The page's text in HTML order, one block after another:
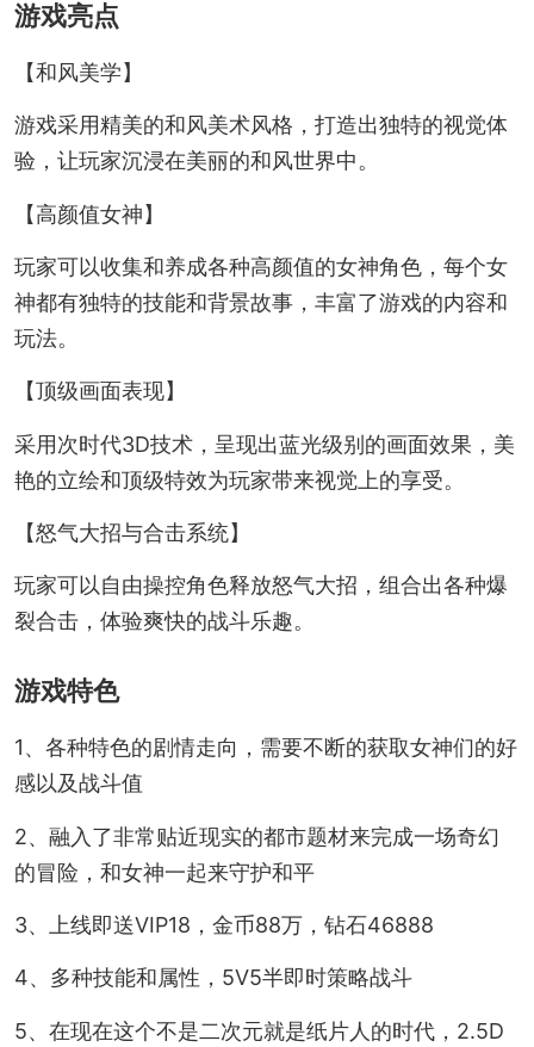
游戏亮点
【和风美学】
游戏采用精美的和风美术风格，打造出独特的视觉体
验，让玩家沉浸在美丽的和风世界中。
【高颜值女神】
玩家可以收集和养成各种高颜值的女神角色，每个女
神都有独特的技能和背景故事，丰富了游戏的内容和
玩法。
【顶级画面表现】
采用次时代3D技术，呈现出蓝光级别的画面效果，美
艳的立绘和顶级特效为玩家带来视觉上的享受。
【怒气大招与合击系统】
玩家可以自由操控角色释放怒气大招，组合出各种爆
裂合击，体验爽快的战斗乐趣。
游戏特色
1、各种特色的剧情走向，需要不断的获取女神们的好
感以及战斗值
2、融入了非常贴近现实的都市题材来完成一场奇幻
的冒险，和女神一起来守护和平
3、上线即送VIP18，金币88万，钻石46888
4、多种技能和属性，5V5半即时策略战斗
5、在现在这个不是二次元就是纸片人的时代，2.5D